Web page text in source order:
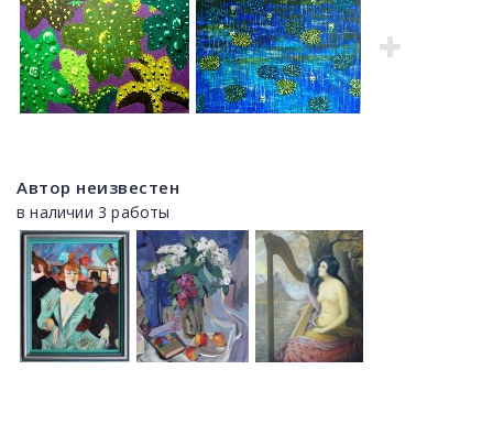
Автор неизвестен
в наличии 3 работы